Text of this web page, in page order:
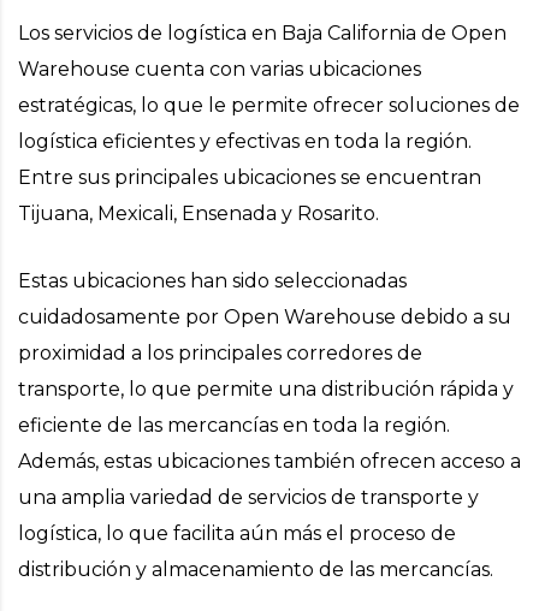
Los servicios de logística en Baja California de Open
Warehouse cuenta con varias ubicaciones
estratégicas, lo que le permite ofrecer soluciones de
logística eficientes y efectivas en toda la región.
Entre sus principales ubicaciones se encuentran
Tijuana, Mexicali, Ensenada y Rosarito.
Estas ubicaciones han sido seleccionadas
cuidadosamente por Open Warehouse debido a su
proximidad a los principales corredores de
transporte, lo que permite una distribución rápida y
eficiente de las mercancías en toda la región.
Además, estas ubicaciones también ofrecen acceso a
una amplia variedad de servicios de transporte y
logística, lo que facilita aún más el proceso de
distribución y almacenamiento de las mercancías.